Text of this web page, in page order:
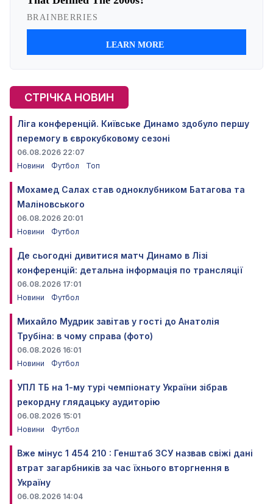
СТРІЧКА НОВИН
Ліга конференцій. Київське Динамо здобуло першу
перемогу в єврокубковому сезоні
06.08.2026 22:07
Новини
Футбол Топ
Мохамед Салах став одноклубником Батагова та
Маліновського
06.08.2026 20:01
Новини
Футбол
Де сьогодні дивитися матч Динамо в Лізі
конференцій: детальна інформація по трансляції
06.08.2026 17:01
Новини
Футбол
Михайло Мудрик завітав у гості до Анатолія
Трубіна: в чому справа (фото)
06.08.2026 16:01
Новини
Футбол
УПЛ ТБ на 1-му турі чемпіонату України зібрав
рекордну глядацьку аудиторію
06.08.2026 15:01
Новини
Футбол
Вже мінус 1 454 210 : Генштаб ЗСУ назвав свіжі дані
втрат загарбників за час їхнього вторгнення в
Україну
06.08.2026 14:04